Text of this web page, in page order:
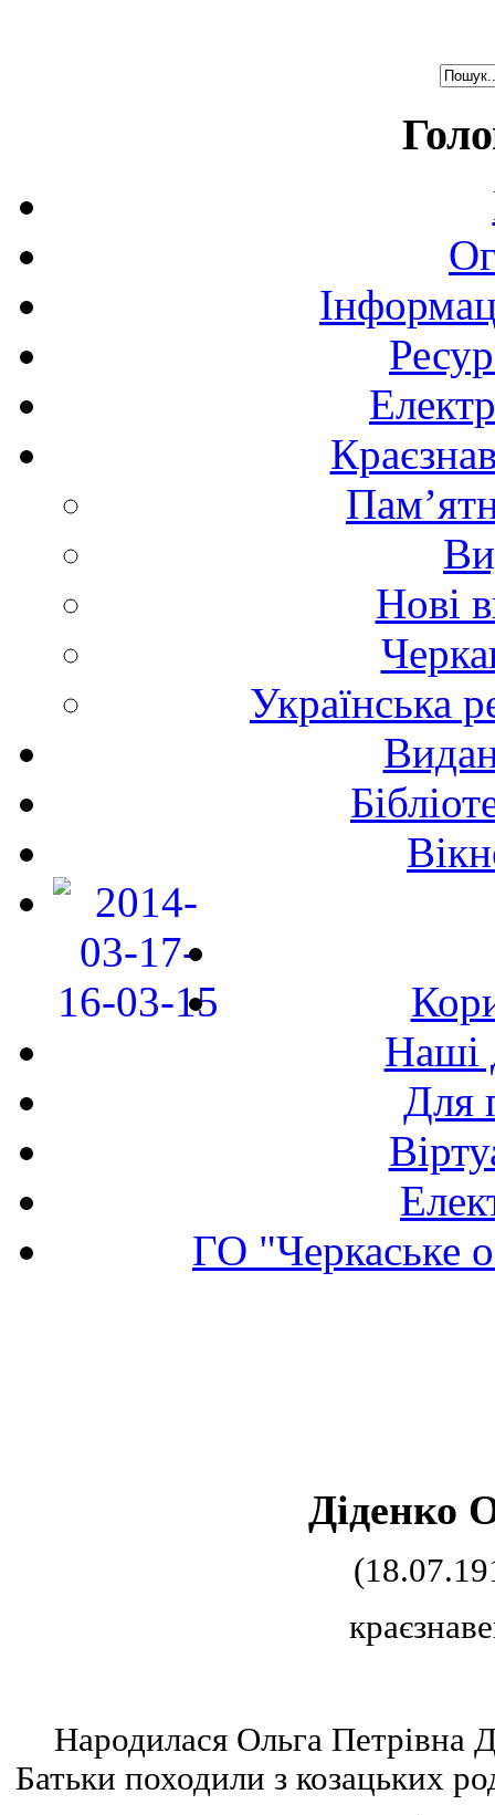
Нові
Українська
Наші
Для
ГО "Черкаське
Діденко
Народилася Ольга Петрівна
Батьки походили з козацьких